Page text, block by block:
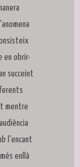
en obrir-
succeint
mentre
l'encant
enllà